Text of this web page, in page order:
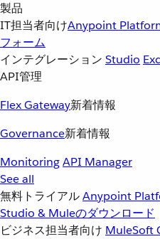
製品
IT担当者向けAnypoint
フォーム
インテグレーション Studio
API管理
Flex Gateway新着情報
Governance新着情報
MonitoringAPI Manager
See all
無料トライアルAnypoint
Studio & Muleのダウンロード
ビジネス担当者向け MuleSoft